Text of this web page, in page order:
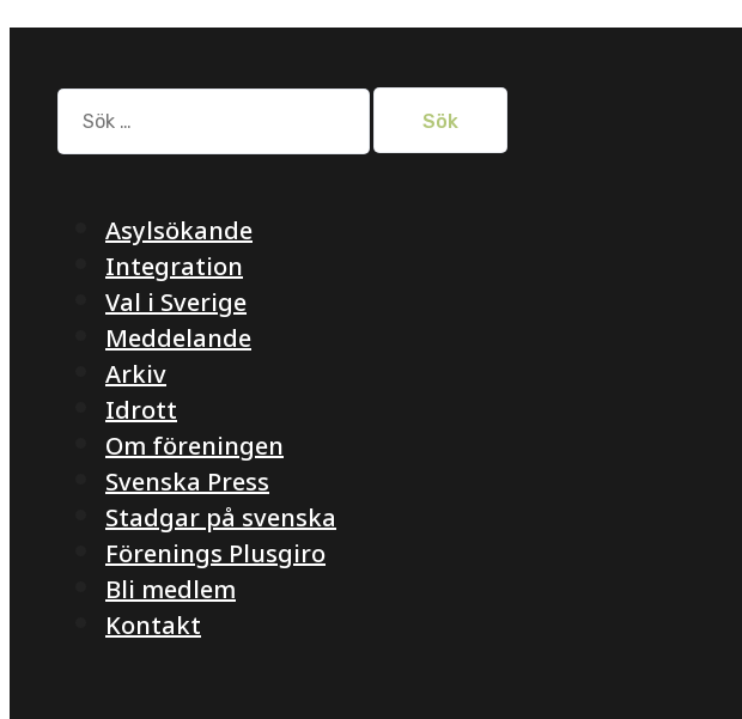
Sök
efter:
Asylsökande
Integration
Val i Sverige
Meddelande
Arkiv
Idrott
Om föreningen
Svenska Press
Stadgar på svenska
Förenings Plusgiro
Bli medlem
Kontakt